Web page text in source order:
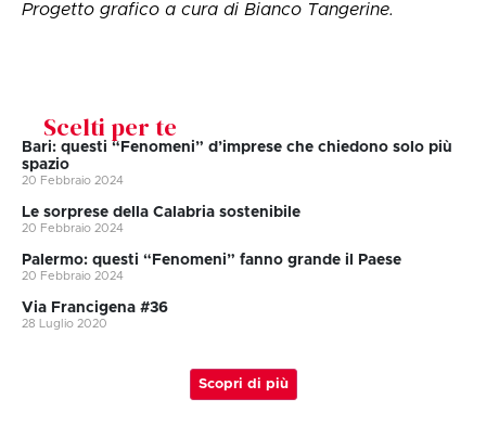
Progetto grafico a cura di Bianco Tangerine.
Scelti per te
Bari: questi “Fenomeni” d’imprese che chiedono solo più
spazio
20 Febbraio 2024
Le sorprese della Calabria sostenibile
20 Febbraio 2024
Palermo: questi “Fenomeni” fanno grande il Paese
20 Febbraio 2024
Via Francigena #36
28 Luglio 2020
Scopri di più